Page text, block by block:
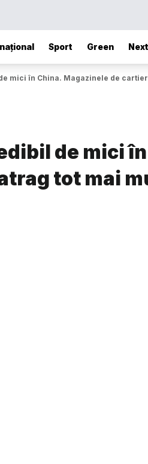
Sport Green Next
mici în China. Magazinele de
de mici
tot mai